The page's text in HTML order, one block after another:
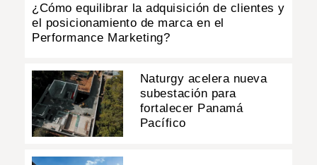
¿Cómo equilibrar la adquisición de clientes y
el posicionamiento de marca en el
Performance Marketing?
Naturgy acelera nueva
subestación para
fortalecer Panamá
Pacífico